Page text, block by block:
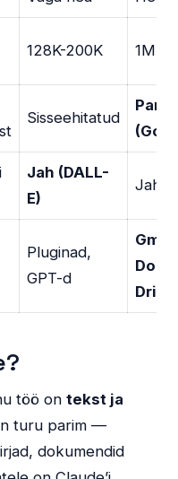
128K-200K 1M
Sisseehitatud
Parim
Jah (DALL-
E)
Jah
Pluginad,
GPT-d
Docs,
Drive
töö on tekst ja
turu parim —
dokumendid